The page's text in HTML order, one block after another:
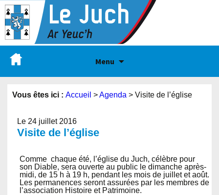
Menu
Vous êtes ici : Accueil >Agenda > Visite de l’église
Le 24 juillet 2016
Visite de l’église
Comme chaque été, l’église du Juch, célèbre pour
son Diable, sera ouverte au public le dimanche après-
midi, de 15 h à 19 h, pendant les mois de juillet et août.
Les permanences seront assurées par les membres de
l’association Histoire et Patrimoine.